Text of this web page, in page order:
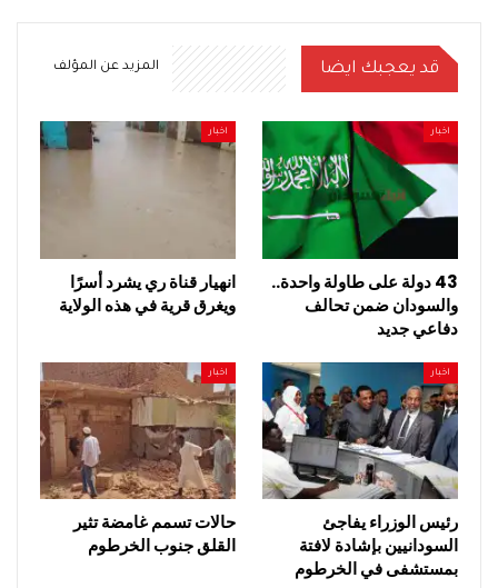
قد يعجبك ايضا المزيد عن المؤلف
اخبار
43 دولة على طاولة واحدة..
والسودان ضمن تحالف
دفاعي جديد
اخبار
انهيار قناة ري يشرد أسرًا
ويغرق قرية في هذه الولاية
اخبار
رئيس الوزراء يفاجئ
السودانيين بإشادة لافتة
بمستشفى في الخرطوم
اخبار
حالات تسمم غامضة تثير
القلق جنوب الخرطوم